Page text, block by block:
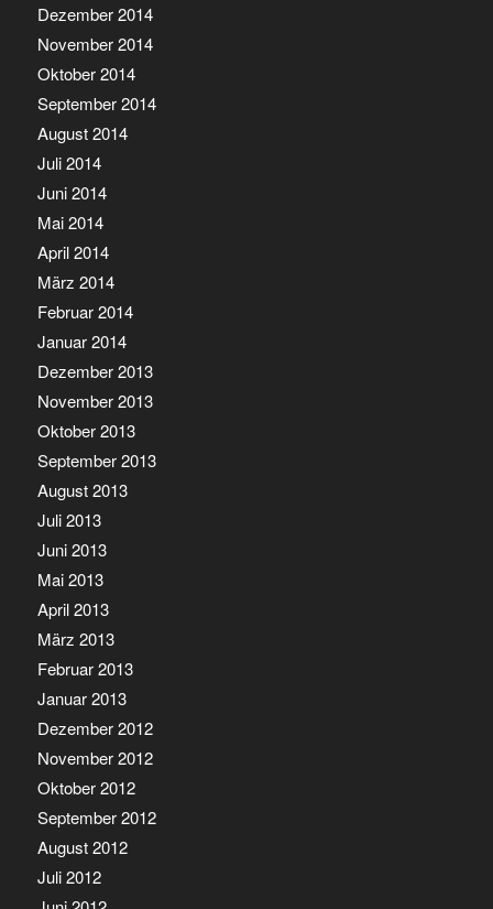
Dezember 2014
November 2014
Oktober 2014
September 2014
August 2014
Juli 2014
Juni 2014
Mai 2014
April 2014
März 2014
Februar 2014
Januar 2014
Dezember 2013
November 2013
Oktober 2013
September 2013
August 2013
Juli 2013
Juni 2013
Mai 2013
April 2013
März 2013
Februar 2013
Januar 2013
Dezember 2012
November 2012
Oktober 2012
September 2012
August 2012
Juli 2012